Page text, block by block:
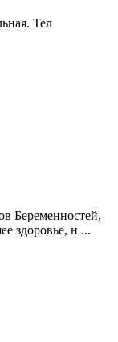
Тел
Беременностей,
здоровье, н ...